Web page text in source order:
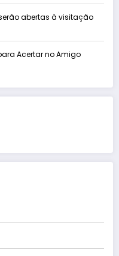
abertas à visitação
Acertar no Amigo